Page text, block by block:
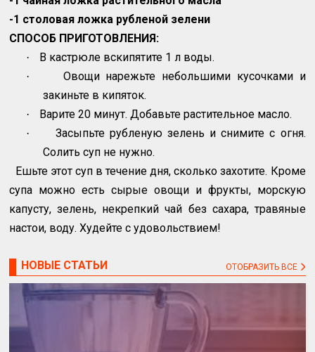
-1 столовая ложка рубленой зелени
СПОСОБ ПРИГОТОВЛЕНИЯ:
· В кастрюле вскипятите 1 л воды.
·
Овощи нарежьте небольшими кусочками и
закиньте в кипяток.
· Варите 20 минут. Добавьте растительное масло.
·
Засыпьте рубленую зелень и снимите с огня.
Солить суп не нужно.
Ешьте этот суп в течение дня, сколько захотите. Кроме
супа можно есть сырые овощи и фрукты, морскую
капусту, зелень, некрепкий чай без сахара, травяные
настои, воду. Худейте с удовольствием!
НОВЫЕ СТАТЬИ ОТОБРАЗИТЬ ВСЕ